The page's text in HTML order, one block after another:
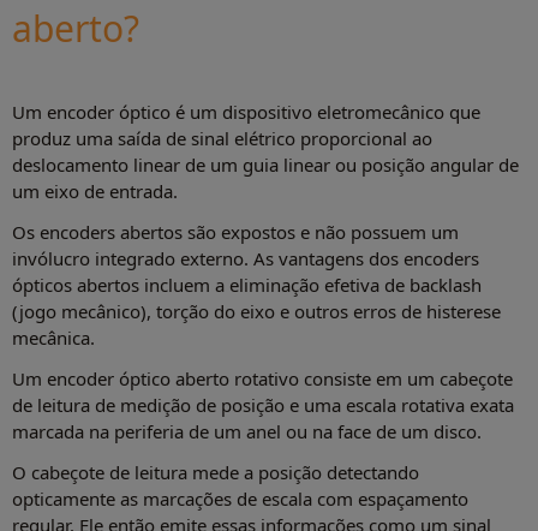
aberto?
Um encoder óptico é um dispositivo eletromecânico que
produz uma saída de sinal elétrico proporcional ao
deslocamento linear de um guia linear ou posição angular de
um eixo de entrada.
Os encoders abertos são expostos e não possuem um
invólucro integrado externo. As vantagens dos encoders
ópticos abertos incluem a eliminação efetiva de backlash
(jogo mecânico), torção do eixo e outros erros de histerese
mecânica.
Um encoder óptico aberto rotativo consiste em um cabeçote
de leitura de medição de posição e uma escala rotativa exata
marcada na periferia de um anel ou na face de um disco.
O cabeçote de leitura mede a posição detectando
opticamente as marcações de escala com espaçamento
regular. Ele então emite essas informações como um sinal